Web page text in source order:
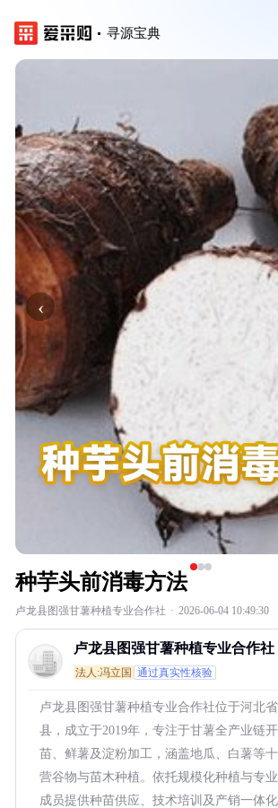
寻源宝典
‹
种芋头前消毒方法
卢龙县图强甘薯种植专业合作社 · 2026-06-04 10:49:30
卢龙县图强甘薯种植专业合作社
法人:冯立国 通过真实性核验
卢龙县图强甘薯种植专业合作社位于河北
县，成立于2019年，专注于甘薯全产业链
苗、鲜薯及淀粉加工，涵盖地瓜、白薯等
营谷物与苗木种植。依托规模化种植与专
成员提供种苗供应、技术培训及产销一体